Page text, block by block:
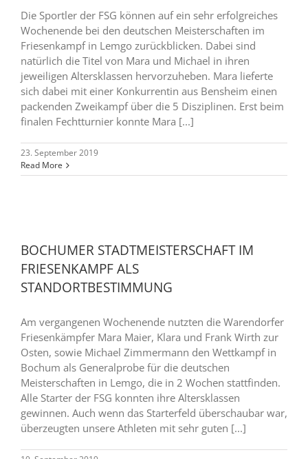
Die Sportler der FSG können auf ein sehr erfolgreiches
Wochenende bei den deutschen Meisterschaften im
Friesenkampf in Lemgo zurückblicken. Dabei sind
natürlich die Titel von Mara und Michael in ihren
jeweiligen Altersklassen hervorzuheben. Mara lieferte
sich dabei mit einer Konkurrentin aus Bensheim einen
packenden Zweikampf über die 5 Disziplinen. Erst beim
finalen Fechtturnier konnte Mara [...]
23. September 2019
Read More
BOCHUMER STADTMEISTERSCHAFT IM
FRIESENKAMPF ALS
STANDORTBESTIMMUNG
Am vergangenen Wochenende nutzten die Warendorfer
Friesenkämpfer Mara Maier, Klara und Frank Wirth zur
Osten, sowie Michael Zimmermann den Wettkampf in
Bochum als Generalprobe für die deutschen
Meisterschaften in Lemgo, die in 2 Wochen stattfinden.
Alle Starter der FSG konnten ihre Altersklassen
gewinnen. Auch wenn das Starterfeld überschaubar war,
überzeugten unsere Athleten mit sehr guten [...]